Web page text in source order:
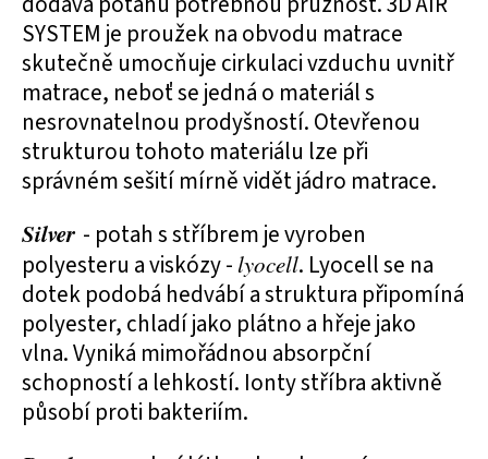
SYSTEM je proužek na obvodu matrace
skutečně umocňuje cirkulaci vzduchu uvnitř
matrace, neboť se jedná o materiál s
nesrovnatelnou prodyšností. Otevřenou
strukturou tohoto materiálu lze při
správném sešití mírně vidět jádro matrace.
Silver - potah s stříbrem je vyroben
polyesteru a viskózy - lyocell. Lyocell se na
dotek podobá hedvábí a struktura připomíná
polyester, chladí jako plátno a hřeje jako
vlna. Vyniká mimořádnou absorpční
schopností a lehkostí. Ionty stříbra aktivně
působí proti bakteriím.